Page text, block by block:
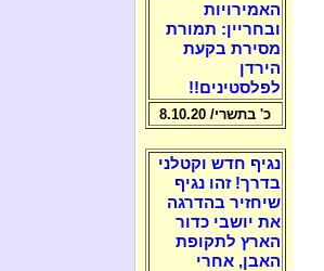
האמירויות
ובחריין: תמורת
מסירת בקעת
הירדן
לפלסטינים!!
כ' בתשרי/ 8.10.20
נגיף חדש וקטלני
בדרך! זהו נגיף
שיחזיר בהדרגה
את יושבי כדור
הארץ לתקופת
האבן, אחרי